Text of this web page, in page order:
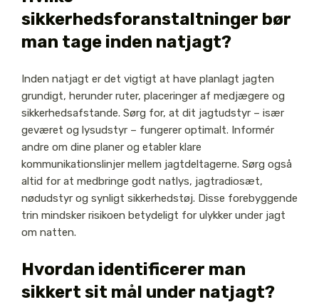
sikkerhedsforanstaltninger bør
man tage inden natjagt?
Inden natjagt er det vigtigt at have planlagt jagten
grundigt, herunder ruter, placeringer af medjægere og
sikkerhedsafstande. Sørg for, at dit jagtudstyr – især
geværet og lysudstyr – fungerer optimalt. Informér
andre om dine planer og etabler klare
kommunikationslinjer mellem jagtdeltagerne. Sørg også
altid for at medbringe godt natlys, jagtradiosæt,
nødudstyr og synligt sikkerhedstøj. Disse forebyggende
trin mindsker risikoen betydeligt for ulykker under jagt
om natten.
Hvordan identificerer man
sikkert sit mål under natjagt?